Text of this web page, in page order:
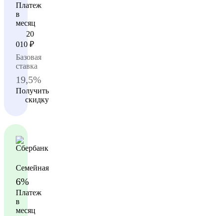
Платеж
в
месяц
20
010 ₽
Базовая
ставка
19,5%
Получить
скидку
Семейная
6%
Платеж
в
месяц